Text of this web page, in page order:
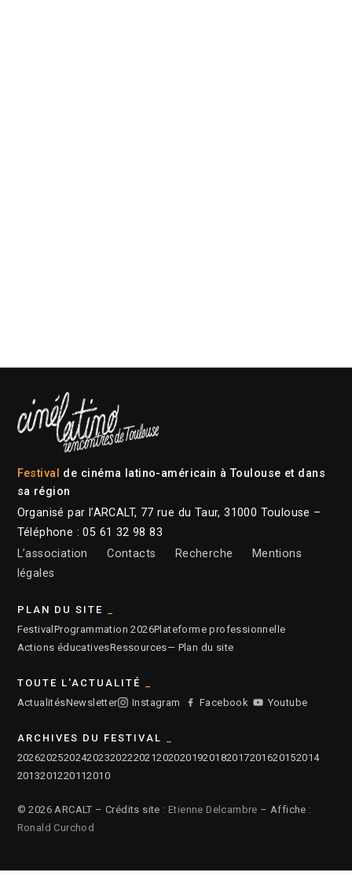
Festival de cinéma latino-américain à Toulouse et dans
sa région
Organisé par l’ARCALT, 77 rue du Taur, 31000 Toulouse –
Téléphone : 05 61 32 98 83
L’association
Contacts Recherche
Mentions
légales
PLAN DU SITE
Festival Programmation 2026Plateforme professionnelle
Actions éducativesRessources— Plan du site
TOUTE L'ACTUALITÉ
ActualitésNewsletter Instagram Facebook Youtube
ARCHIVES DU FESTIVAL
2026202520242023202220212020201920182017201620152014
2013201220112010
© 2026 ARCALT – Crédits site : Etienne Delcambre – Affiche :
Ronald Curchod